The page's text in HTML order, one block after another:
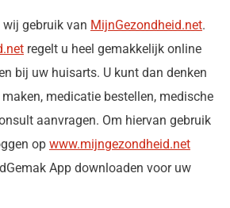
gebruik van MijnGezondheid.net.
regelt u heel gemakkelijk online
bij uw huisarts. U kunt dan denken
medicatie bestellen, medische
aanvragen. Om hiervan gebruik
op www.mijngezondheid.net
App downloaden voor uw